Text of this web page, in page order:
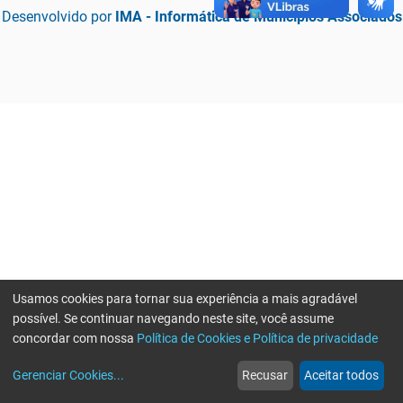
Desenvolvido por IMA - Informática de Municípios Associados
web
Notícias
more_horiz
Mais
Usamos cookies para tornar sua experiência a mais agradável
possível. Se continuar navegando neste site, você assume
concordar com nossa Política de Cookies e Política de privacidade
Gerenciar Cookies... Recusar Aceitar todos
Erro ao enviar informações, por favor tente novamente